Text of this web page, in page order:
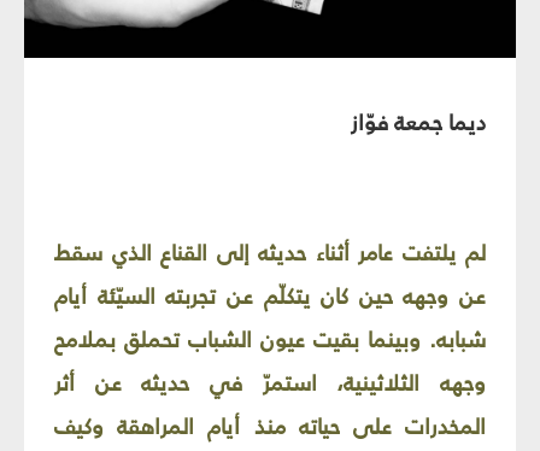
ديما جمعة فوّاز
لم يلتفت عامر أثناء حديثه إلى القناع الذي سقط
عن وجهه حين كان يتكلّم عن تجربته السيّئة أيام
شبابه. وبينما بقيت عيون الشباب تحملق بملامح
وجهه الثلاثينية، استمرّ في حديثه عن أثر
المخدرات على حياته منذ أيام المراهقة وكيف